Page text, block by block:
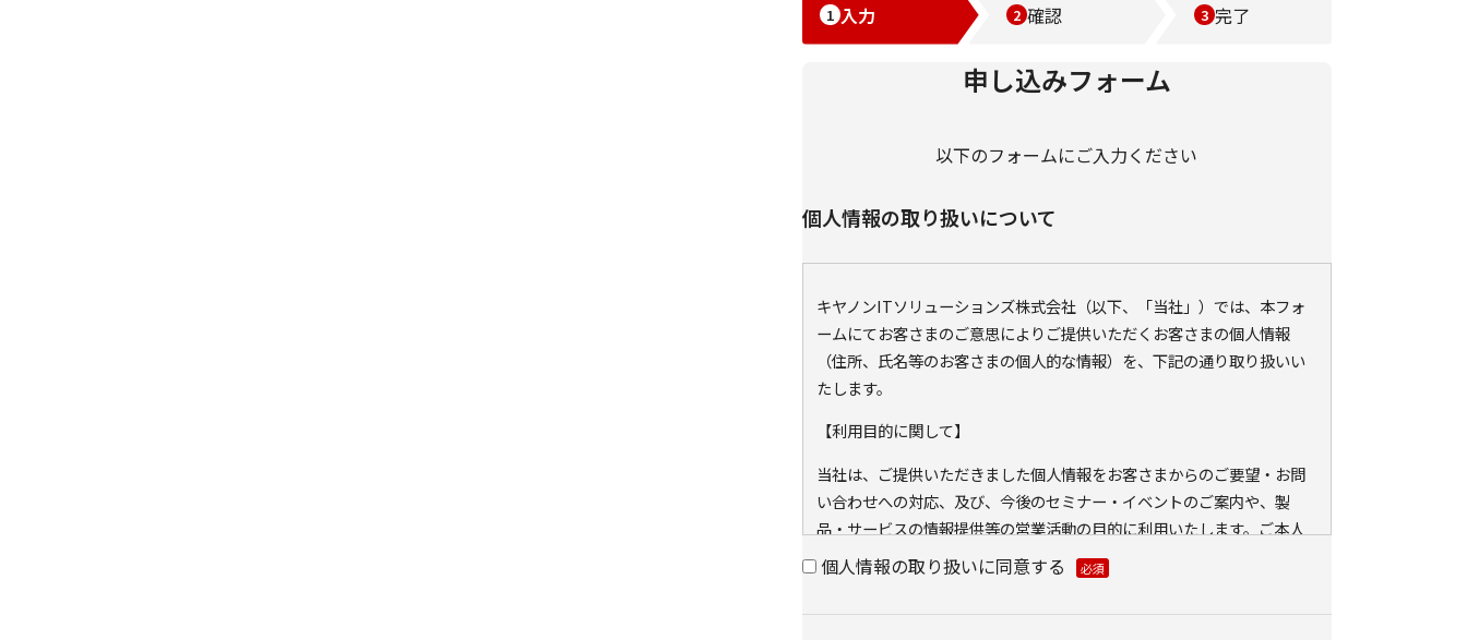
入力 確認 完了
申し込みフォーム
以下のフォームにご入力ください
個人情報の取り扱いについて
キヤノンITソリューションズ株式会社（以下、「当社」）では、本フォ
ームにてお客さまのご意思によりご提供いただくお客さまの個人情報
（住所、氏名等のお客さまの個人的な情報）を、下記の通り取り扱いい
たします。
【利用目的に関して】
当社は、ご提供いただきました個人情報をお客さまからのご要望・お問
い合わせへの対応、及び、今後のセミナー・イベントのご案内や、製
品・サービスの情報提供等の営業活動の目的に利用いたします。ご本人
の同意なく利用目的以外に利用いたしません。
個人情報の取り扱いに同意する